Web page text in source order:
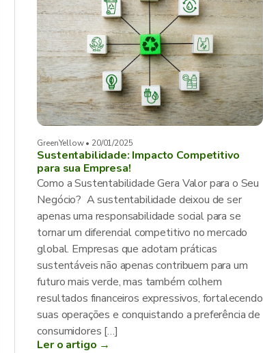
GreenYellow • 20/01/2025
Sustentabilidade: Impacto Competitivo
para sua Empresa!
Como a Sustentabilidade Gera Valor para o Seu
Negócio? A sustentabilidade deixou de ser
apenas uma responsabilidade social para se
tornar um diferencial competitivo no mercado
global. Empresas que adotam práticas
sustentáveis não apenas contribuem para um
futuro mais verde, mas também colhem
resultados financeiros expressivos, fortalecendo
suas operações e conquistando a preferência de
consumidores […]
Ler o artigo →